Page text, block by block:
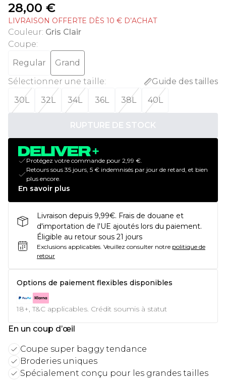
28,00 €
LIVRAISON OFFERTE DÈS 10 € D’ACHAT
Couleur: Gris Clair
Coupe:
Regular
Grand
Sélectionner une taille:
Guide des tailles
30L
32L 34L 36L 38L 40L
RUPTURE DE STOCK
Protégez votre commande pour 2,99 €.
Retours sous 35 jours, 5 € indemnisés par jour de retard, et bien
plus encore.
En savoir plus
Livraison depuis 9,99€. Frais de douane et
d'importation de l'UE ajoutés lors du paiement.
Éligible au retour sous 21 jours
Exclusions applicables. Veuillez consulter notre politique de
retour
Options de paiement flexibles disponibles
18+, T&C applicables. Crédit soumis à statut
En un coup d’œil
Coupe super baggy tendance
Broderies uniques
Spécialement conçu pour les grandes tailles